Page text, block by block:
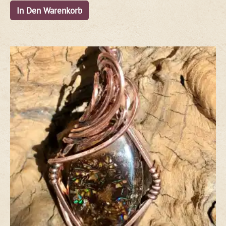
In Den Warenkorb